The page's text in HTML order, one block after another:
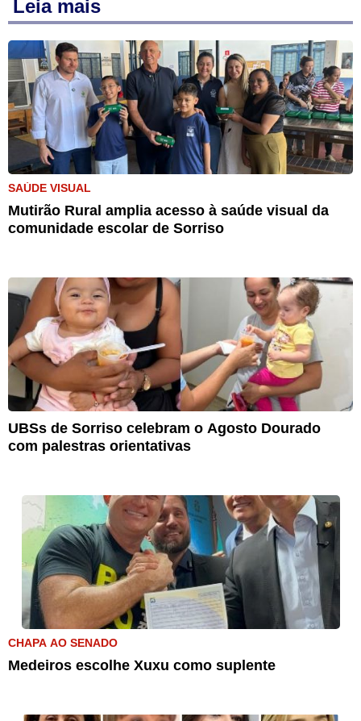
Leia mais
SAÚDE VISUAL
Mutirão Rural amplia acesso à saúde visual da
comunidade escolar de Sorriso
UBSs de Sorriso celebram o Agosto Dourado
com palestras orientativas
CHAPA AO SENADO
Medeiros escolhe Xuxu como suplente